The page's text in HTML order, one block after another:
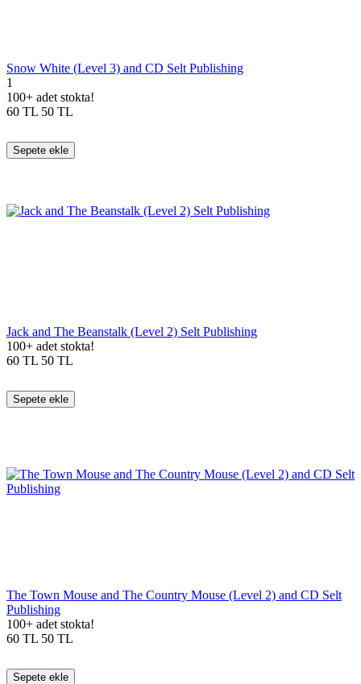
Snow White (Level 3) and CD Selt Publishing
1
100+ adet stokta!
60 TL 50 TL
Sepete ekle
Jack and The Beanstalk (Level 2) Selt Publishing
100+ adet stokta!
60 TL 50 TL
Sepete ekle
The Town Mouse and The Country Mouse (Level 2) and CD Selt
Publishing
100+ adet stokta!
60 TL 50 TL
Sepete ekle